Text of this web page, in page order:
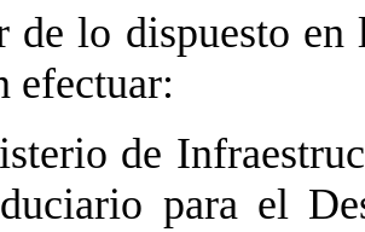
de lo dispuesto en
efectuar:
de
para el